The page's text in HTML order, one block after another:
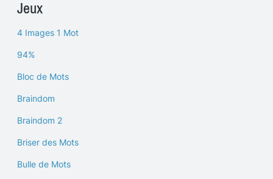
Jeux
4 Images 1 Mot
94%
Bloc de Mots
Braindom
Braindom 2
Briser des Mots
Bulle de Mots